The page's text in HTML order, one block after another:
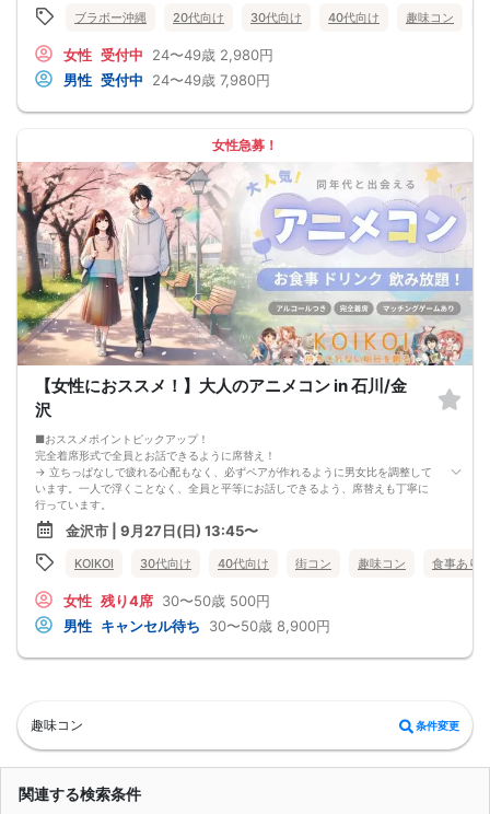
・本人様確認書類のご提示をお願いしております。免許証やマイナンバーカード
等をご準備下さい。
ご了承下さいませ。
・終了時刻は目安となります。正確な終了時刻はイベント開始時にスタッフより
ご案内いたします。
・最小催行人数 1対1、最大20名（男女比調整のため定員になる前にキャンセル待
・イベント開催時刻１時間前迄に最小催行人数に満たない場合は中止のご連絡を
差し上げます。
ブラボー沖縄 20代向け 30代向け 40代向け 趣味コン
女性 受付中 24〜49歳 2,980円
男性 受付中 24〜49歳 7,980円
女性急募！
【女性におススメ！】大人のアニメコン in 石川/金
沢
■おススメポイントピックアップ！
完全着席形式で全員とお話できるように席替え！
→ 立ちっぱなしで疲れる心配もなく、必ずペアが作れるように男女比を調整して
います。一人で浮くことなく、全員と平等にお話しできるよう、席替えも丁寧に
行っています。
会話を盛り上げるプロフィールシート＆アニメ一覧表！
→ 趣味や好みからスムーズに会話がスタート！「何を話そう…」と悩むことな
く、共通の話題で盛り上がれます。
自然なつながりをサポートするマッチングゲーム開催！
返却されるので安心です。
■最少催行人数
男女2対2
→ お酒が飲めない方にはソフトドリンクも豊富にご用意しています！
金沢市 | 9月27日(日) 13:45〜
KOIKOI 30代向け 40代向け 街コン 趣味コン 食事あり
女性 残り4席 30〜50歳 500円
男性 キャンセル待ち 30〜50歳 8,900円
趣味コン 条件変更
関連する検索条件